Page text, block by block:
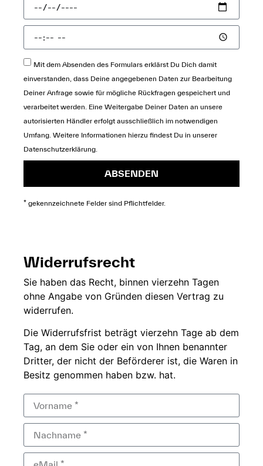
Mit dem Absenden des Formulars erklärst Du Dich damit
einverstanden, dass Deine angegebenen Daten zur Bearbeitung
Deiner Anfrage sowie für mögliche Rückfragen gespeichert und
verarbeitet werden. Eine Weitergabe Deiner Daten an unsere
autorisierten Händler erfolgt ausschließlich im notwendigen
Umfang. Weitere Informationen hierzu findest Du in unserer
Datenschutzerklärung
ABSENDEN
* gekennzeichnete Felder sind Pflichtfelder.
Widerrufsrecht
Sie haben das Recht, binnen vierzehn Tagen
ohne Angabe von Gründen diesen Vertrag zu
widerrufen.
Die Widerrufsfrist beträgt vierzehn Tage ab dem
Tag, an dem Sie oder ein von Ihnen benannter
Dritter, der nicht der Beförderer ist, die Waren in
Besitz genommen haben bzw. hat.